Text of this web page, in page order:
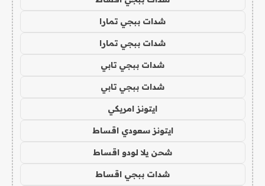
شدات ببجي تمارا
شدات ببجي تمارا
شدات ببجي تابي
شدات ببجي تابي
ايتونز امريكي
ايتونز سعودي اقساط
شحن يلا لودو اقساط
شدات ببجي اقساط